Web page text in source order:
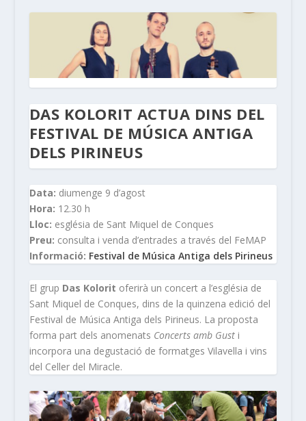
DAS KOLORIT ACTUA DINS DEL
FESTIVAL DE MÚSICA ANTIGA
DELS PIRINEUS
Data: diumenge 9 d’agost
Hora: 12.30 h
Lloc: església de Sant Miquel de Conques
Preu: consulta i venda d’entrades a través del FeMAP
Informació: Festival de Música Antiga dels Pirineus
El grup Das Kolorit oferirà un concert a l’església de
Sant Miquel de Conques, dins de la quinzena edició del
Festival de Música Antiga dels Pirineus. La proposta
forma part dels anomenats Concerts amb Gusti
incorpora una degustació de formatges Vilavella i vins
del Celler del Miracle.